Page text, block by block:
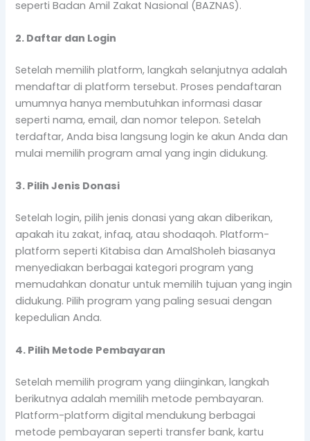
seperti Badan Amil Zakat Nasional (BAZNAS).
2. Daftar dan Login
Setelah memilih platform, langkah selanjutnya adalah
mendaftar di platform tersebut. Proses pendaftaran
umumnya hanya membutuhkan informasi dasar
seperti nama, email, dan nomor telepon. Setelah
terdaftar, Anda bisa langsung login ke akun Anda dan
mulai memilih program amal yang ingin didukung.
3. Pilih Jenis Donasi
Setelah login, pilih jenis donasi yang akan diberikan,
apakah itu zakat, infaq, atau shodaqoh. Platform-
platform seperti Kitabisa dan AmalSholeh biasanya
menyediakan berbagai kategori program yang
memudahkan donatur untuk memilih tujuan yang ingin
didukung. Pilih program yang paling sesuai dengan
kepedulian Anda.
4. Pilih Metode Pembayaran
Setelah memilih program yang diinginkan, langkah
berikutnya adalah memilih metode pembayaran.
Platform-platform digital mendukung berbagai
metode pembayaran seperti transfer bank, kartu